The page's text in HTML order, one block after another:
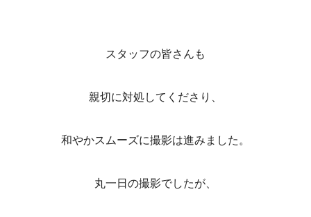
スタッフの皆さんも
親切に対処してくださり、
和やかスムーズに撮影は進みました。
丸一日の撮影でしたが、